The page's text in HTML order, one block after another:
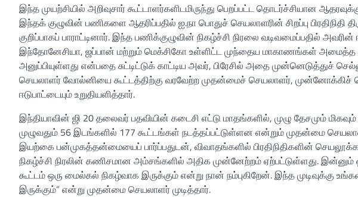
இந்த முயற்சியில் அறிவுசார் கூட்டாளர்களிடமிருந்து பெறப்பட்ட தொடர்ச்சியான
இந்தக் குழுவின் பணிகளை ஆதரிப்பதில் ஐ.நா பொதுச் செயலாளரின் சிறப்பு பிரதிநிதி
குறிப்பாகப் பாராட்டினார். இந்த பணிக்குழுவின் நிகழ்ச்சி நிரலை வடிவமைப்பதில் அவரின்
இந்தோனேசியா, ஜப்பான் மற்றும் மெக்சிகோ உள்ளிட்ட முந்தைய மாகாணங்கள் அமைத்த
அனுப்பியுள்ளது என்பதை சுட்டிட்டுக் காட்டிய அவர், பிரேசில் அதை முன்னெடுத்துச்
செயலாளர் வோல்னியை கூட்டத்திற்கு வரவேற்ற முதன்மைச் செயலாளர், முன்னோக்கிச்
ஈடுபாட்டையும் உறுதியளித்தார்.
இந்தியாவின் ஜி 20 தலைவர் பதவியின் கடைசி எட்டு மாதங்களில், முழு தேசமும்
முழுவதும் 56 இடங்களில் 177 கூட்டங்கள் நடத்தப்பட்டுள்ளன என்றும் முதன்மை
இயற்கை பன்முகத்தன்மையைப் பார்ப்பதுடன், விவாதங்களில் பிரதிநிதிகளின்
நிகழ்ச்சி நிரலின் கணிசமான அம்சங்களில் அதிக முன்னேற்றம் ஏற்பட்டுள்ளது.
கூட்டம் ஒரு மைல்கல் நிகழ்வாக இருக்கும் என்று நான் நம்புகிறேன். இந்த முடிவுக்கு
இருக்கும்” என்று முதன்மை செயலாளர் முடித்தார்.